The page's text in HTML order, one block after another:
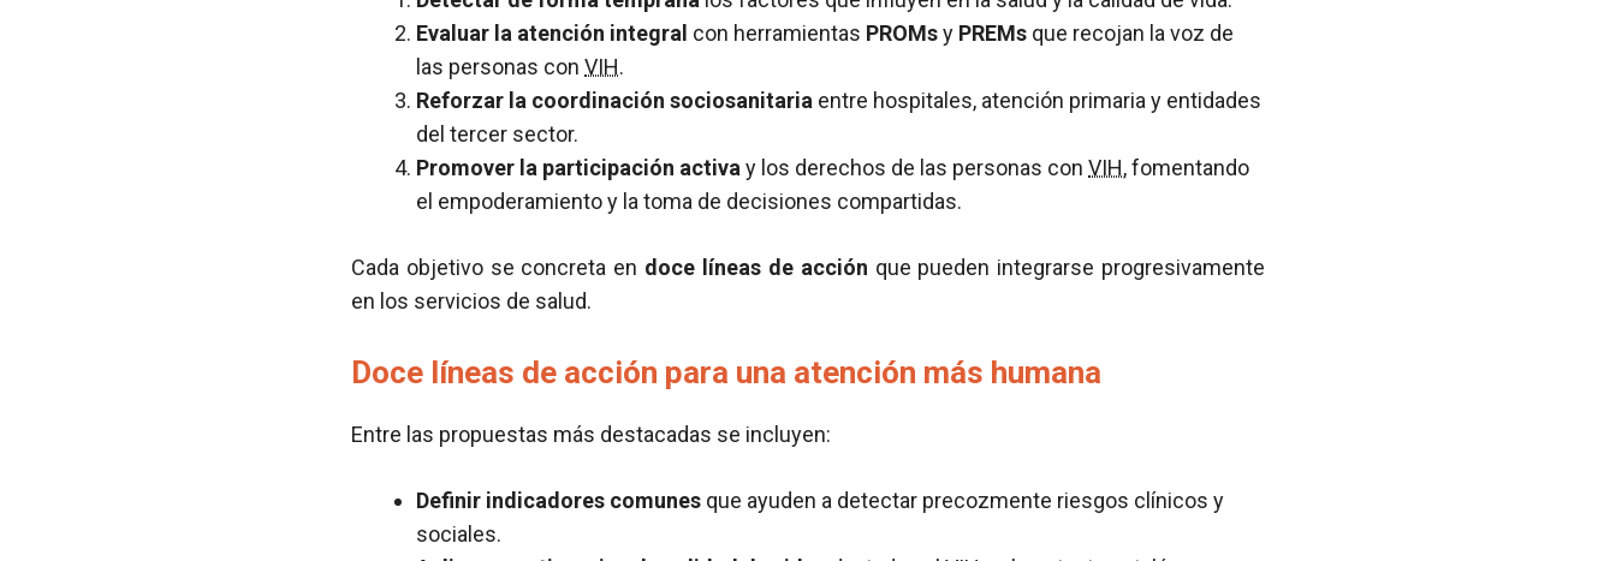
Evaluar la atención integral con herramientas PROMsy PREMs que recojan la voz de
las personas con VIH.
Reforzar la coordinación sociosanitaria entre hospitales, atención primaria y entidades
del tercer sector.
Promover la participación activa y los derechos de las personas con VIH, fomentando
el empoderamiento y la toma de decisiones compartidas.
Cada objetivo se concreta en doce líneas de acción que pueden integrarse progresivamente
en los servicios de salud.
Doce líneas de acción para una atención más humana
Entre las propuestas más destacadas se incluyen:
Definir indicadores comunes que ayuden a detectar precozmente riesgos clínicos y
sociales.